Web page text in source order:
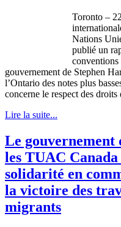
Toronto – 22
Nations
publié un
conventions
gouvernement de Stephen
l’Ontario des notes plus
concerne le respect des droits
Lire la suite...
Le
les TUAC
solidarité en
la victoire des
migrants